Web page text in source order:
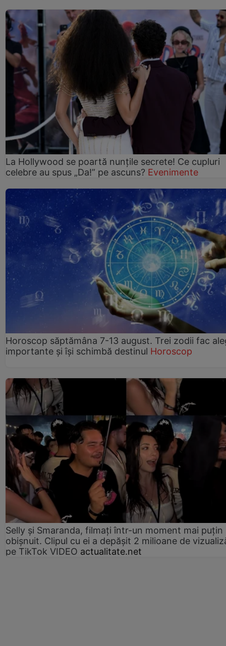
La Hollywood se poartă nunțile secrete! Ce cupluri
celebre au spus „Da!” pe ascuns? Evenimente
Horoscop săptămâna 7-13 august. Trei zodii fac
importante și își schimbă destinul Horoscop
Selly și Smaranda, filmați într-un moment mai puțin
obișnuit. Clipul cu ei a depășit 2 milioane de
pe TikTok VIDEO actualitate.net